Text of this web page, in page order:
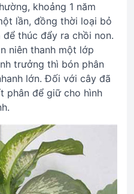
khoảng 1 năm
lần, đồng thời loại bỏ
thúc đẩy ra chồi non.
niên thanh một lớp
trưởng thì bón phân
lớn. Đối với cây đã
phân để giữ cho hình